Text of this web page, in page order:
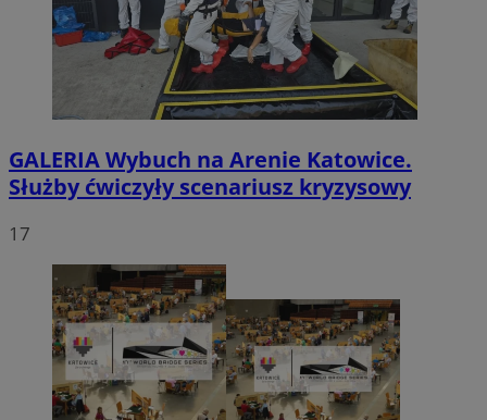
GALERIAWybuch na Arenie Katowice.
Służby ćwiczyły scenariusz kryzysowy
17